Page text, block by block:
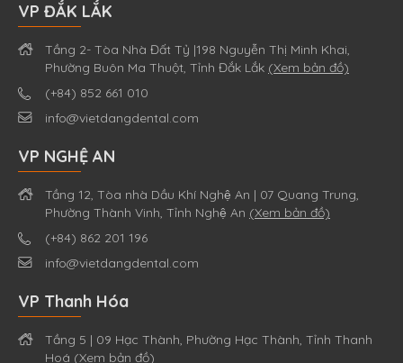
VP ĐẮK LẮK
Tầng 2- Tòa Nhà Đất Tỷ |198 Nguyễn Thị Minh Khai,
Phường Buôn Ma Thuột, Tỉnh Đắk Lắk (Xem bản đồ)
(+84) 852 661 010
info@vietdangdental.com
VP NGHỆ AN
Tầng 12, Tòa nhà Dầu Khí Nghệ An | 07 Quang Trung,
Phường Thành Vinh, Tỉnh Nghệ An (Xem bản đồ)
(+84) 862 201 196
info@vietdangdental.com
VP Thanh Hóa
Tầng 5 | 09 Hạc Thành, Phường Hạc Thành, Tỉnh Thanh
Hoá (Xem bản đồ)